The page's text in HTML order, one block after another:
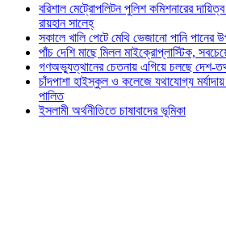
বরিশাল মেট্রোপলিটন পুলিশ কমিশনারের
রায়হান সালেহ্
সকালে খালি পেটে মেথি ভেজানো পানি পানের
পাঁচ দেশি মাছে মিলল মাইক্রোপ্লাস্টিক,
গণঅভ্যুত্থানের চেতনায় এগিয়ে চলছে দেশ-
চাঁদপাশা হাইস্কুল ও কলেজে যথাযোগ্য
পালিত
ইসলামী অর্থনীতিতে চাষাবাদের ভূমিকা